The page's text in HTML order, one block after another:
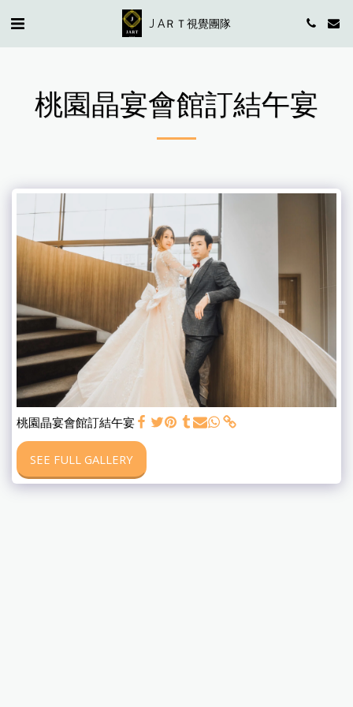
J AＲＴ視覺團隊
桃園晶宴會館訂結午宴
桃園晶宴會館訂結午宴
SEE FULL GALLERY